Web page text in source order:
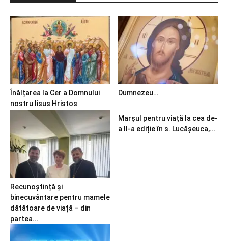
Înălțarea la Cer a Domnului
nostru Iisus Hristos
Dumnezeu…
Recunoștință și
binecuvântare pentru mamele
dătătoare de viață – din
partea...
Marșul pentru viață la cea de-
a II-a ediție în s. Lucășeuca,...